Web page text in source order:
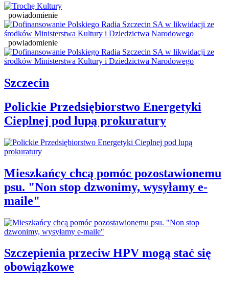
powiadomienie
powiadomienie
Szczecin
Polickie Przedsiębiorstwo Energetyki
Cieplnej pod lupą prokuratury
Mieszkańcy chcą pomóc pozostawionemu
psu. "Non stop dzwonimy, wysyłamy e-
maile"
Szczepienia przeciw HPV mogą stać się
obowiązkowe